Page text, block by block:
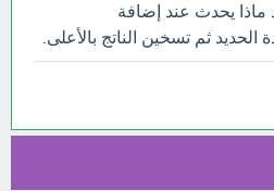
يحدث عند إضافة
ثم تسخين الناتج بالأعلى.